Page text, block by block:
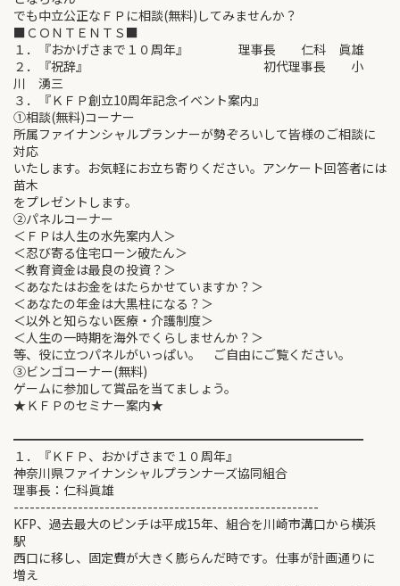
でも中立公正なＦＰに相談(無料)してみませんか？
■ＣＯＮＴＥＮＴＳ■
１．『おかげさまで１０周年』 理事長 仁科 眞雄
２．『祝辞』 初代理事長 小
川 湧三
３．『ＫＦＰ創立10周年記念イベント案内』
①相談(無料)コーナー
所属ファイナンシャルプランナーが勢ぞろいして皆様のご相談に
対応
いたします。お気軽にお立ち寄りください。アンケート回答者には
苗木
をプレゼントします。
②パネルコーナー
＜ＦＰは人生の水先案内人＞
＜忍び寄る住宅ローン破たん＞
＜教育資金は最良の投資？＞
＜あなたはお金をはたらかせていますか？＞
＜あなたの年金は大黒柱になる？＞
＜以外と知らない医療・介護制度＞
＜人生の一時期を海外でくらしませんか？＞
等、役に立つパネルがいっぱい。 ご自由にご覧ください。
③ビンゴコーナー(無料)
ゲームに参加して賞品を当てましょう。
★ＫＦＰのセミナー案内★
━━━━━━━━━━━━━━━━━━━━━━━━━━━━
１．『ＫＦＰ、おかげさまで１０周年』
神奈川県ファイナンシャルプランナーズ協同組合
理事長：仁科眞雄
---------------------------------------------------------
KFP、過去最大のピンチは平成15年、組合を川崎市溝口から横浜
駅
西口に移し、固定費が大きく膨らんだ時です。仕事が計画通りに
増え